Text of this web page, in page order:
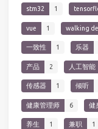
stm32 1
vue 1 walking
一致性 1 乐器
产品 2 人工智能
传感器 1 倾听
健康管理师 6 健
养生 1 兼职 1